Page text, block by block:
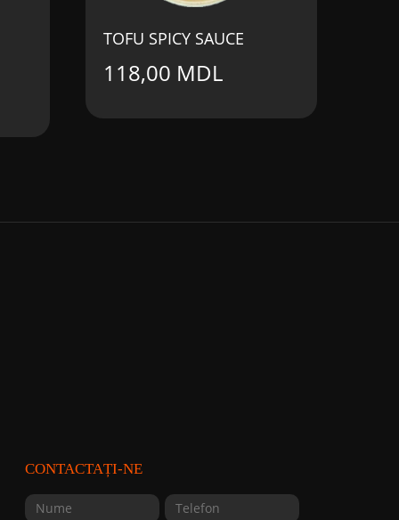
TOFU SPICY SAUCE
118,00 MDL
CONTACTAȚI-NE